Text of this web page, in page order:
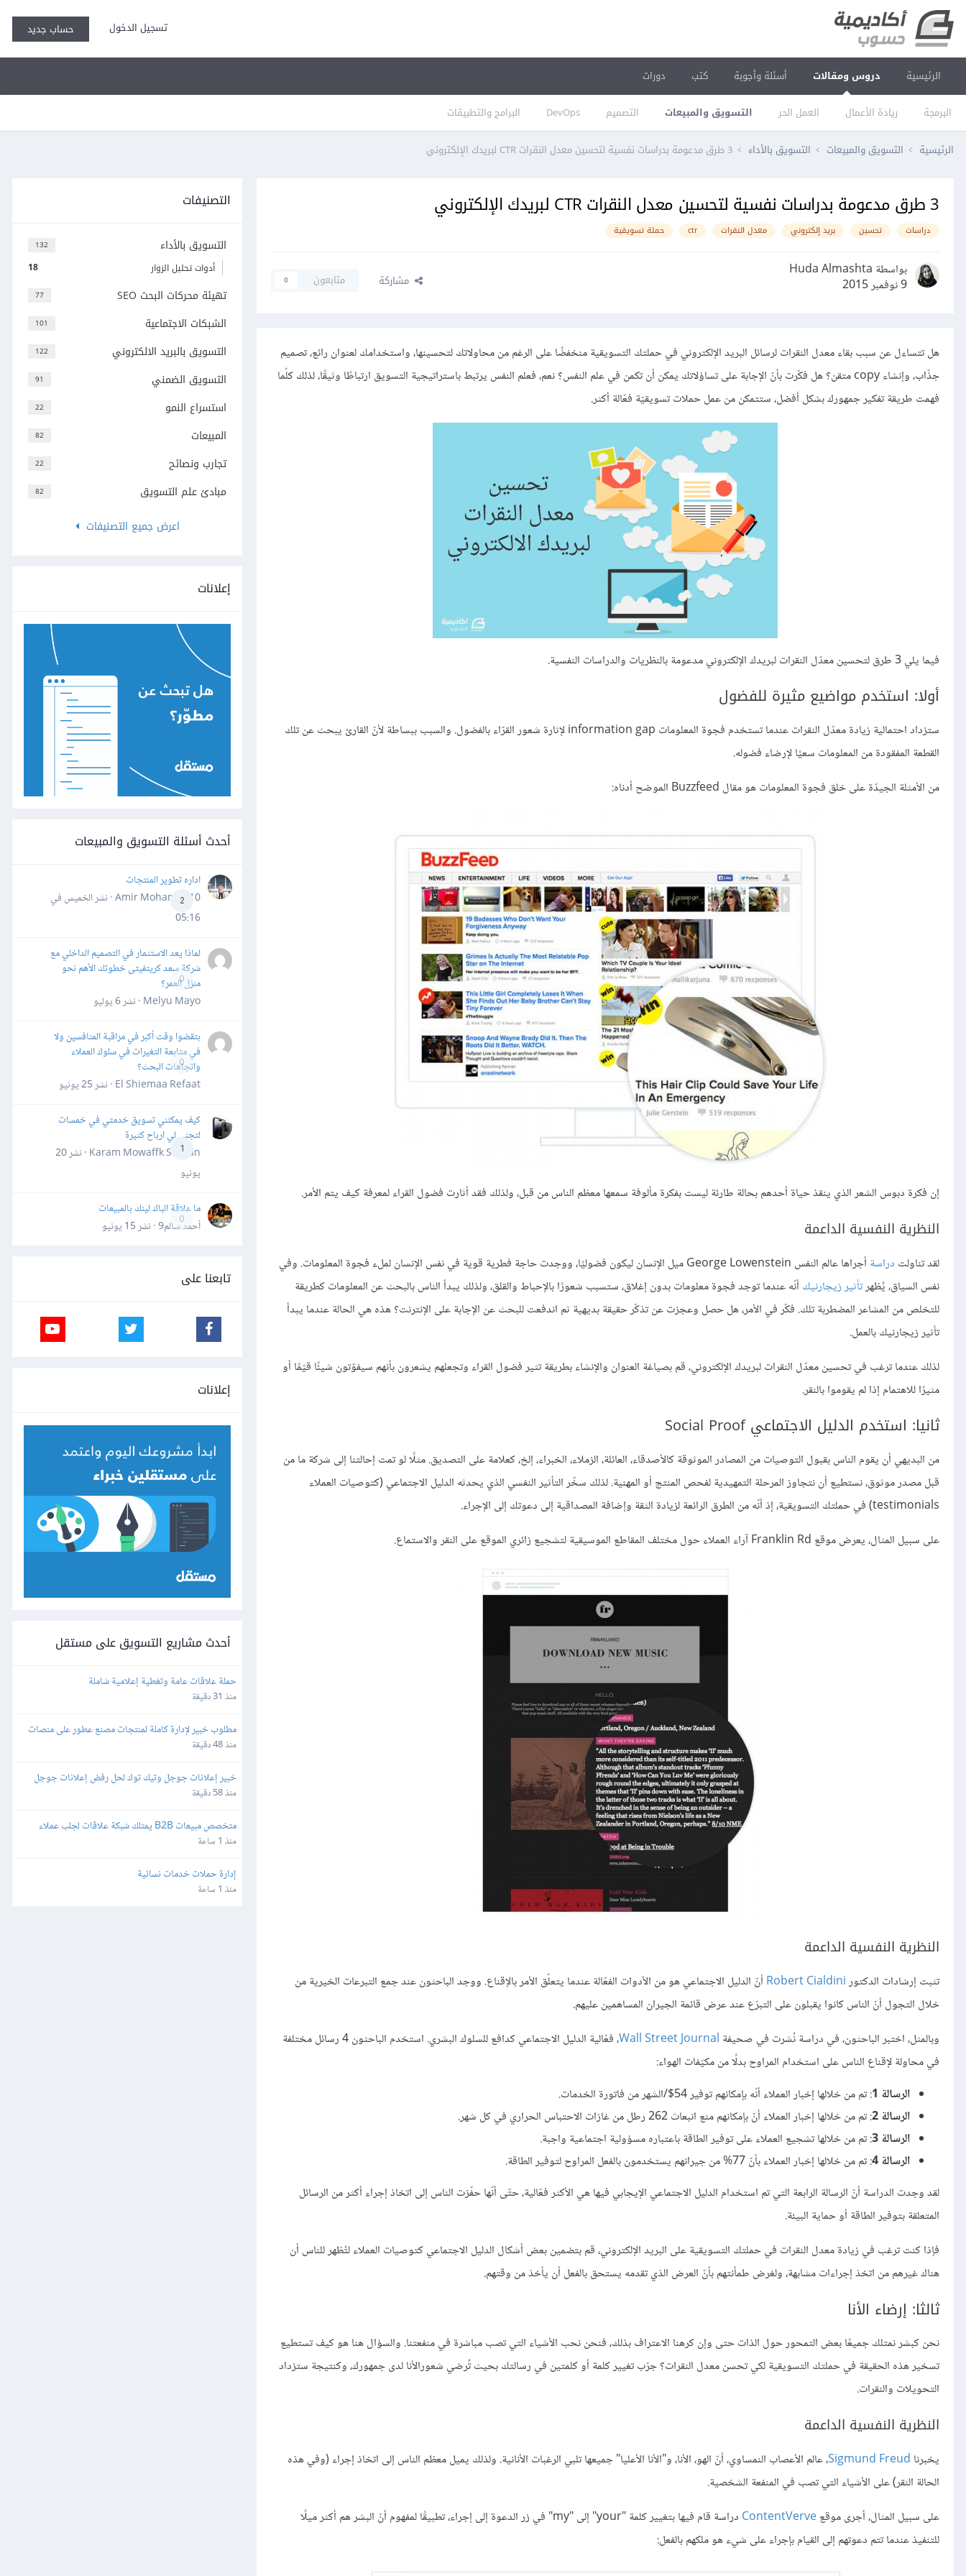
تسجيل الدخول حساب جديد
الرئيسية دروس ومقالات
البرمجة ريادة الأعمال العمل الحر التسويق والمبيعات التصميم DevOps البرامج والتطبيقات
أسئلة وأجوبة كتب دورات
الرئيسية التسويق والمبيعات التسويق بالأداء 3 طرق مدعومة بدراسات نفسية لتحسين معدل النقرات CTR لبريدك الإلكتروني
3 طرق مدعومة بدراسات نفسية لتحسين معدل النقرات CTR لبريدك الإلكتروني
دراسات تحسين بريد إلكتروني معدل النقرات ctr حملة تسويقية
بواسطة Huda Almashta
9 نوفمبر 2015
مشاركة متابعون 0
هل تتساءل عن سبب بقاء معدل النقرات لرسائل البريد الإلكتروني في حملتك التسويقية منخفضًا على الرغم من محاولاتك لتحسينها، واستخدامك لعنوان رائع، تصميم
جذّاب، وإنشاء copy متقن؟ هل فكّرت بأنّ الإجابة على تساؤلاتك يمكن أن تكمن في علم النفس؟ نعم، فعلم النفس يرتبط باستراتيجية التسويق ارتباطًا وثيقًا، لذلك كلّما
فهمت طريقة تفكير جمهورك بشكل أفضل، ستتمكن من عمل حملات تسويقيّة فعّالة أكثر.
فيما يلي 3 طرق لتحسين معدّل النقرات لبريدك الإلكتروني مدعومة بالنظريات والدراسات النفسية.
أولا: استخدم مواضيع مثيرة للفضول
ستزداد احتمالية زيادة معدّل النقرات عندما تستخدم فجوة المعلومات information gap لإثارة شعور القرّاء بالفضول. والسبب ببساطة لأنّ القارئ يبحث عن تلك
القطعة المفقودة من المعلومات سعيًا لإرضاء فضوله.
من الأمثلة الجيدّة على خلق فجوة المعلومات هو مقال Buzzfeed الموضح أدناه:
إن فكرة دبوس الشعر الذي ينقذ حياة أحدهم بحالة طارئة ليست بفكرة مألوفة سمعها معظم الناس من قبل، ولذلك فقد أثارت فضول القراء لمعرفة كيف يتم الأمر.
النظرية النفسية الداعمة
لقد تناولت دراسة
أجراها عالم النفس George Lowenstein ميل الإنسان ليكون فضوليًا، ووجدت حاجة فطرية قوية في نفس الإنسان لملء فجوة المعلومات. وفي
نفس السياق، يُظهرتأثير زيجارنيك أنّه عندما توجد فجوة معلومات بدون إغلاق، ستسبب شعورًا بالإحباط والقلق، ولذلك يبدأ الناس بالبحث عن المعلومات كطريقة
للتخلص من المشاعر المضطربة تلك. فكّر في الأمر، هل حصل وعجزت عن تذكّر حقيقة بديهية ثم اندفعت للبحث عن الإجابة على الإنترنت؟ هذه هي الحالة عندما يبدأ
تأثير زيجارنيك بالعمل.
لذلك عندما ترغب في تحسين معدّل النقرات لبريدك الإلكتروني، قم بصياغة العنوان والإنشاء بطريقة تثير فضول القراء وتجعلهم يشعرون بأنهم سيفوّتون شيئًا قيّمًا أو
مثيرًا للاهتمام إذا لم يقوموا بالنقر.
ثانيا: استخدم الدليل الاجتماعي Social Proof
من البديهي أن يقوم الناس بقبول التوصيات من المصادر الموثوقة كالأصدقاء، العائلة، الزملاء، الخبراء، إلخ، كعلامة على التصديق. مثلًا لو تمت إحالتنا إلى شركة ما من
قبل مصدر موثوق، نستطيع أن نتجاوز المرحلة التمهيدية لفحص المنتج أو المهنية. لذلك سخّر التأثير النفسي الذي يحدثه الدليل الاجتماعي (كتوصيات العملاء
testimonials) في حملتك التسويقية، إذ أنّه من الطرق الرائعة لزيادة الثقة وإضافة المصداقية إلى دعوتك إلى الإجراء.
على سبيل المثال، يعرض موقع Franklin Rd آراء العملاء حول مختلف المقاطع الموسيقية لتشجيع زائري الموقع على النقر والاستماع.
النظرية النفسية الداعمة
تثبت إرشادات الدكتورRobert Cialdini أنّ الدليل الاجتماعي هو من الأدوات الفعّالة عندما يتعلّق الأمر بالإقناع. ووجد الباحثون عند جمع التبرعات الخيرية من
خلال التجول أنّ الناس كانوا يقبلون على التبرّع عند عرض قائمة الجيران المساهمين عليهم.
وبالمثل، اختبر الباحثون، في دراسة نُشرت في صحيفة Wall Street Journal
، فعّالية الدليل الاجتماعي كدافع للسلوك البشري. استخدم الباحثون 4 رسائل مختلفة
في محاولة لإقناع الناس على استخدام المراوح بدلًا من مكيّفات الهواء:
الرسالة 1 : تم من خلالها إخبار العملاء أنّه بإمكانهم توفير 54$/الشهر من فاتورة الخدمات.
الرسالة 2 : تم من خلالها إخبار العملاء أنّ بإمكانهم منع انبعاث 262 رطل من غازات الاحتباس الحراري في كل شهر.
الرسالة 3 : تم من خلالها تشجيع العملاء على توفير الطاقة باعتباره مسؤولية اجتماعية واجبة.
الرسالة 4 : تم من خلالها إخبار العملاء بأنّ 77% من جيرانهم يستخدمون بالفعل المراوح لتوفير الطاقة.
لقد وجدت الدراسة أنّ الرسالة الرابعة التي تم استخدام الدليل الاجتماعي الإيجابي فيها هي الأكثر فعّالية، حتّى أنّها حفّزت الناس إلى اتخاذ إجراء أكثر من الرسائل
المتعلقة بتوفير الطاقة أو حماية البيئة.
فإذا كنت ترغب في زيادة معدل النقرات في حملتك التسويقية على البريد الإلكتروني، قم بتضمين بعض أشكال الدليل الاجتماعي كتوصيات العملاء لتُظهر للناس أن
هناك غيرهم من اتخذ إجراءات مشابهة، ولغرض طمأنتهم بأنّ العرض الذي تقدمه يستحق بالفعل أن يأخذ من وقتهم.
ثالثا: إرضاء الأنا
نحن كبشر نمتلك جميعًا بعض التمحور حول الذات حتى وإن كرهنا الاعتراف بذلك، فنحن نحب الأشياء التي تصب مباشرة في منفعتنا. والسؤال هنا هو كيف تستطيع
تسخير هذه الحقيقة في حملتك التسويقية لكي تحسن معدل النقرات؟ جرّب تغيير كلمة أو كلمتين في رسالتك بحيث تُرضي شعورالأنا لدى جمهورك، وكنتيجة ستزداد
التحويلات والنقرات.
النظرية النفسية الداعمة
يخبرنا Sigmund Freud، عالم الأعصاب النمساوي، أنّ الهو، الأنا، و"الأنا الأعليا" جميعها تلبي الرغبات الأنانية. ولذلك يميل معظم الناس إلى اتخاذ إجراء (وفي هذه
الحالة النقر) على الأشياء التي تصب في المنفعة الشخصية.
على سبيل المثال، أجرى موقعContentVerve
دراسة قام فيها بتغيير كلمة "your" إلى "my" في زر الدعوة إلى إجراء، تطبيقًا لمفهوم أنّ البشر هم أكثر ميلًا
للتنفيذ عندما تتم دعوتهم إلى القيام بإجراء على شيء هو ملكهم بالفعل:
التصنيفات
132 التسويق بالأداء
18 أدوات تحليل الزوار
77 تهيئة محركات البحث SEO
101 الشبكات الاجتماعية
122 التسويق بالبريد الالكتروني
91 التسويق الضمني
22 استسراع النمو
82 المبيعات
22 تجارب ونصائح
82
مبادئ علم التسويق
اعرض جميع التصنيفات
إعلانات
أحدث أسئلة التسويق والمبيعات
2
اداره تطوير المنتجات
Amir Mohamed10 · نشر
الخميس في
05:16
0
لماذا يعد الاستثمار في التصميم الداخلي مع
شركة سعد كريتفيتى خطوتك الأهم نحو
منزل العمر؟
Melyu Mayo · نشر
6 يوليو
0
بتقضوا وقت أكبر في مراقبة المنافسين ولا
في متابعة التغيرات في سلوك العملاء
واتجاهات البحث؟
El Shiemaa Refaat · نشر
25 يونيو
1
كيف يمكنني تسويق خدمتي في خمسات
لتجني لي ارباح كثيرة
Karam Mowaffk Sarhan · نشر
20
يونيو
0
ما علاقة الباك لينك بالمبيعات
أحمد سالم9 · نشر
15 يونيو
تابعنا على
إعلانات
أحدث مشاريع التسويق على مستقل
حملة علاقات عامة وتغطية إعلامية شاملة
منذ 31 دقيقة
أمازون ونون مصر والسعودية والإمارات
منذ 48 دقيقة
وإدارة الحملات
منذ 58 دقيقة
لأنظمة برمجية
منذ 1 ساعة
إدارة حملات خدمات نسائية
منذ 1 ساعة